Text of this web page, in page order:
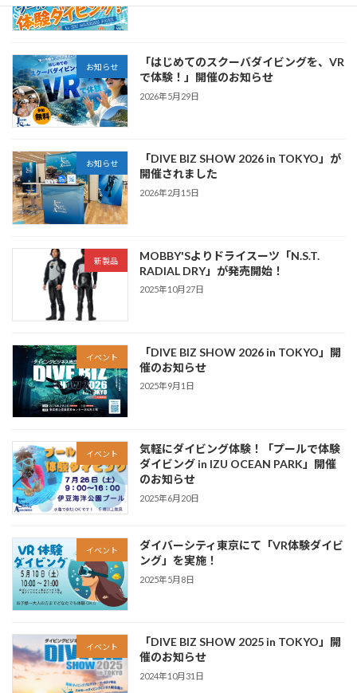
お知らせ
「はじめてのスクーバダイビングを、VR
で体験！」開催のお知らせ
2026年5月29日
お知らせ
「DIVE BIZ SHOW 2026 in TOKYO」が
開催されました
2026年2月15日
新製品
MOBBY'Sよりドライスーツ「N.S.T.
RADIAL DRY」が発売開始！
2025年10月27日
イベント
「DIVE BIZ SHOW 2026 in TOKYO」開
催のお知らせ
2025年9月1日
イベント
気軽にダイビング体験！「プールで体験
ダイビング in IZU OCEAN PARK」開催
のお知らせ
2025年6月20日
イベント
ダイバーシティ東京にて「VR体験ダイビ
ング」を実施！
2025年5月8日
イベント
「DIVE BIZ SHOW 2025 in TOKYO」開
催のお知らせ
2024年10月31日